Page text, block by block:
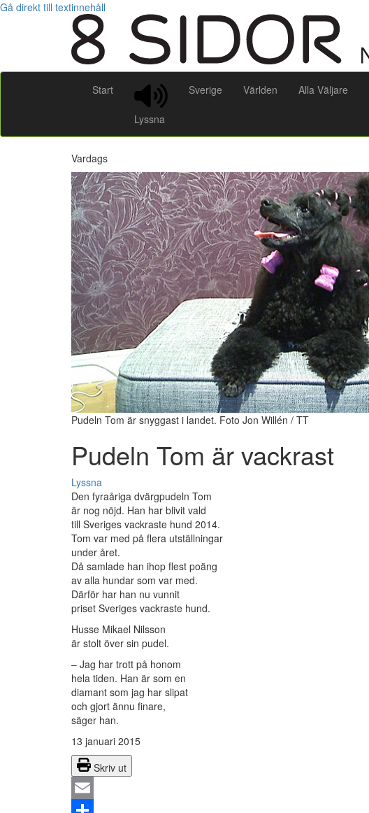
Gå direkt till textinnehåll
Start
Lyssna
Sverige Världen Alla Väljare
Vardags
Pudeln Tom är snyggast i landet. Foto Jon Willén / TT
Pudeln Tom är vackrast
Lyssna
Den fyraåriga dvärgpudeln Tom
är nog nöjd. Han har blivit vald
till Sveriges vackraste hund 2014.
Tom var med på flera utställningar
under året.
Då samlade han ihop flest poäng
av alla hundar som var med.
Därför har han nu vunnit
priset Sveriges vackraste hund.
Husse Mikael Nilsson
är stolt över sin pudel.
– Jag har trott på honom
hela tiden. Han är som en
diamant som jag har slipat
och gjort ännu finare,
säger han.
13 januari 2015
Skriv ut